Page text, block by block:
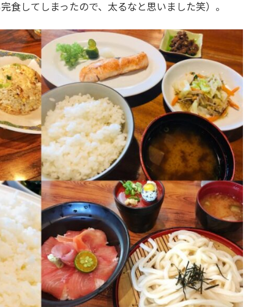
食してしまったので、太るなと思いました笑）。